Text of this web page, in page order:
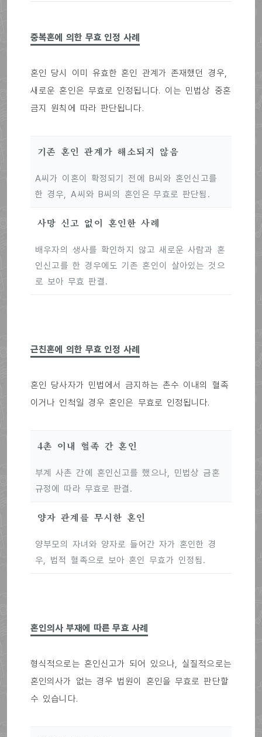
중복혼에 의한 무효 인정 사례
혼인 당시 이미 유효한 혼인 관계가 존재했던 경우,
새로운 혼인은 무효로 인정됩니다. 이는 민법상 중혼
금지 원칙에 따라 판단됩니다.
기존 혼인 관계가 해소되지 않음
A씨가 이혼이 확정되기 전에 B씨와 혼인신고를
한 경우, A씨와 B씨의 혼인은 무효로 판단됨.
사망 신고 없이 혼인한 사례
배우자의 생사를 확인하지 않고 새로운 사람과 혼
인신고를 한 경우에도 기존 혼인이 살아있는 것으
로 보아 무효 판결.
근친혼에 의한 무효 인정 사례
혼인 당사자가 민법에서 금지하는 촌수 이내의 혈족
이거나 인척일 경우 혼인은 무효로 인정됩니다.
4촌 이내 혈족 간 혼인
부계 사촌 간에 혼인신고를 했으나, 민법상 금혼
규정에 따라 무효로 판결.
양자 관계를 무시한 혼인
양부모의 자녀와 양자로 들어간 자가 혼인한 경
우, 법적 혈족으로 보아 혼인 무효가 인정됨.
혼인의사 부재에 따른 무효 사례
형식적으로는 혼인신고가 되어 있으나, 실질적으로는
혼인의사가 없는 경우 법원이 혼인을 무효로 판단할
수 있습니다.